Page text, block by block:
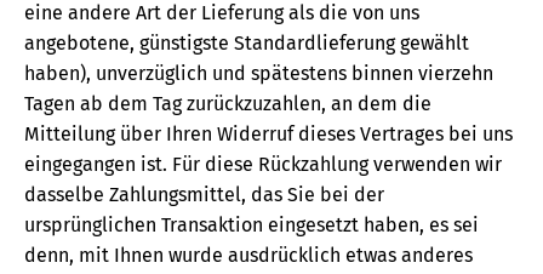
eine andere Art der Lieferung als die von uns
angebotene, günstigste Standardlieferung gewählt
haben), unverzüglich und spätestens binnen vierzehn
Tagen ab dem Tag zurückzuzahlen, an dem die
Mitteilung über Ihren Widerruf dieses Vertrages bei uns
eingegangen ist. Für diese Rückzahlung verwenden wir
dasselbe Zahlungsmittel, das Sie bei der
ursprünglichen Transaktion eingesetzt haben, es sei
denn, mit Ihnen wurde ausdrücklich etwas anderes